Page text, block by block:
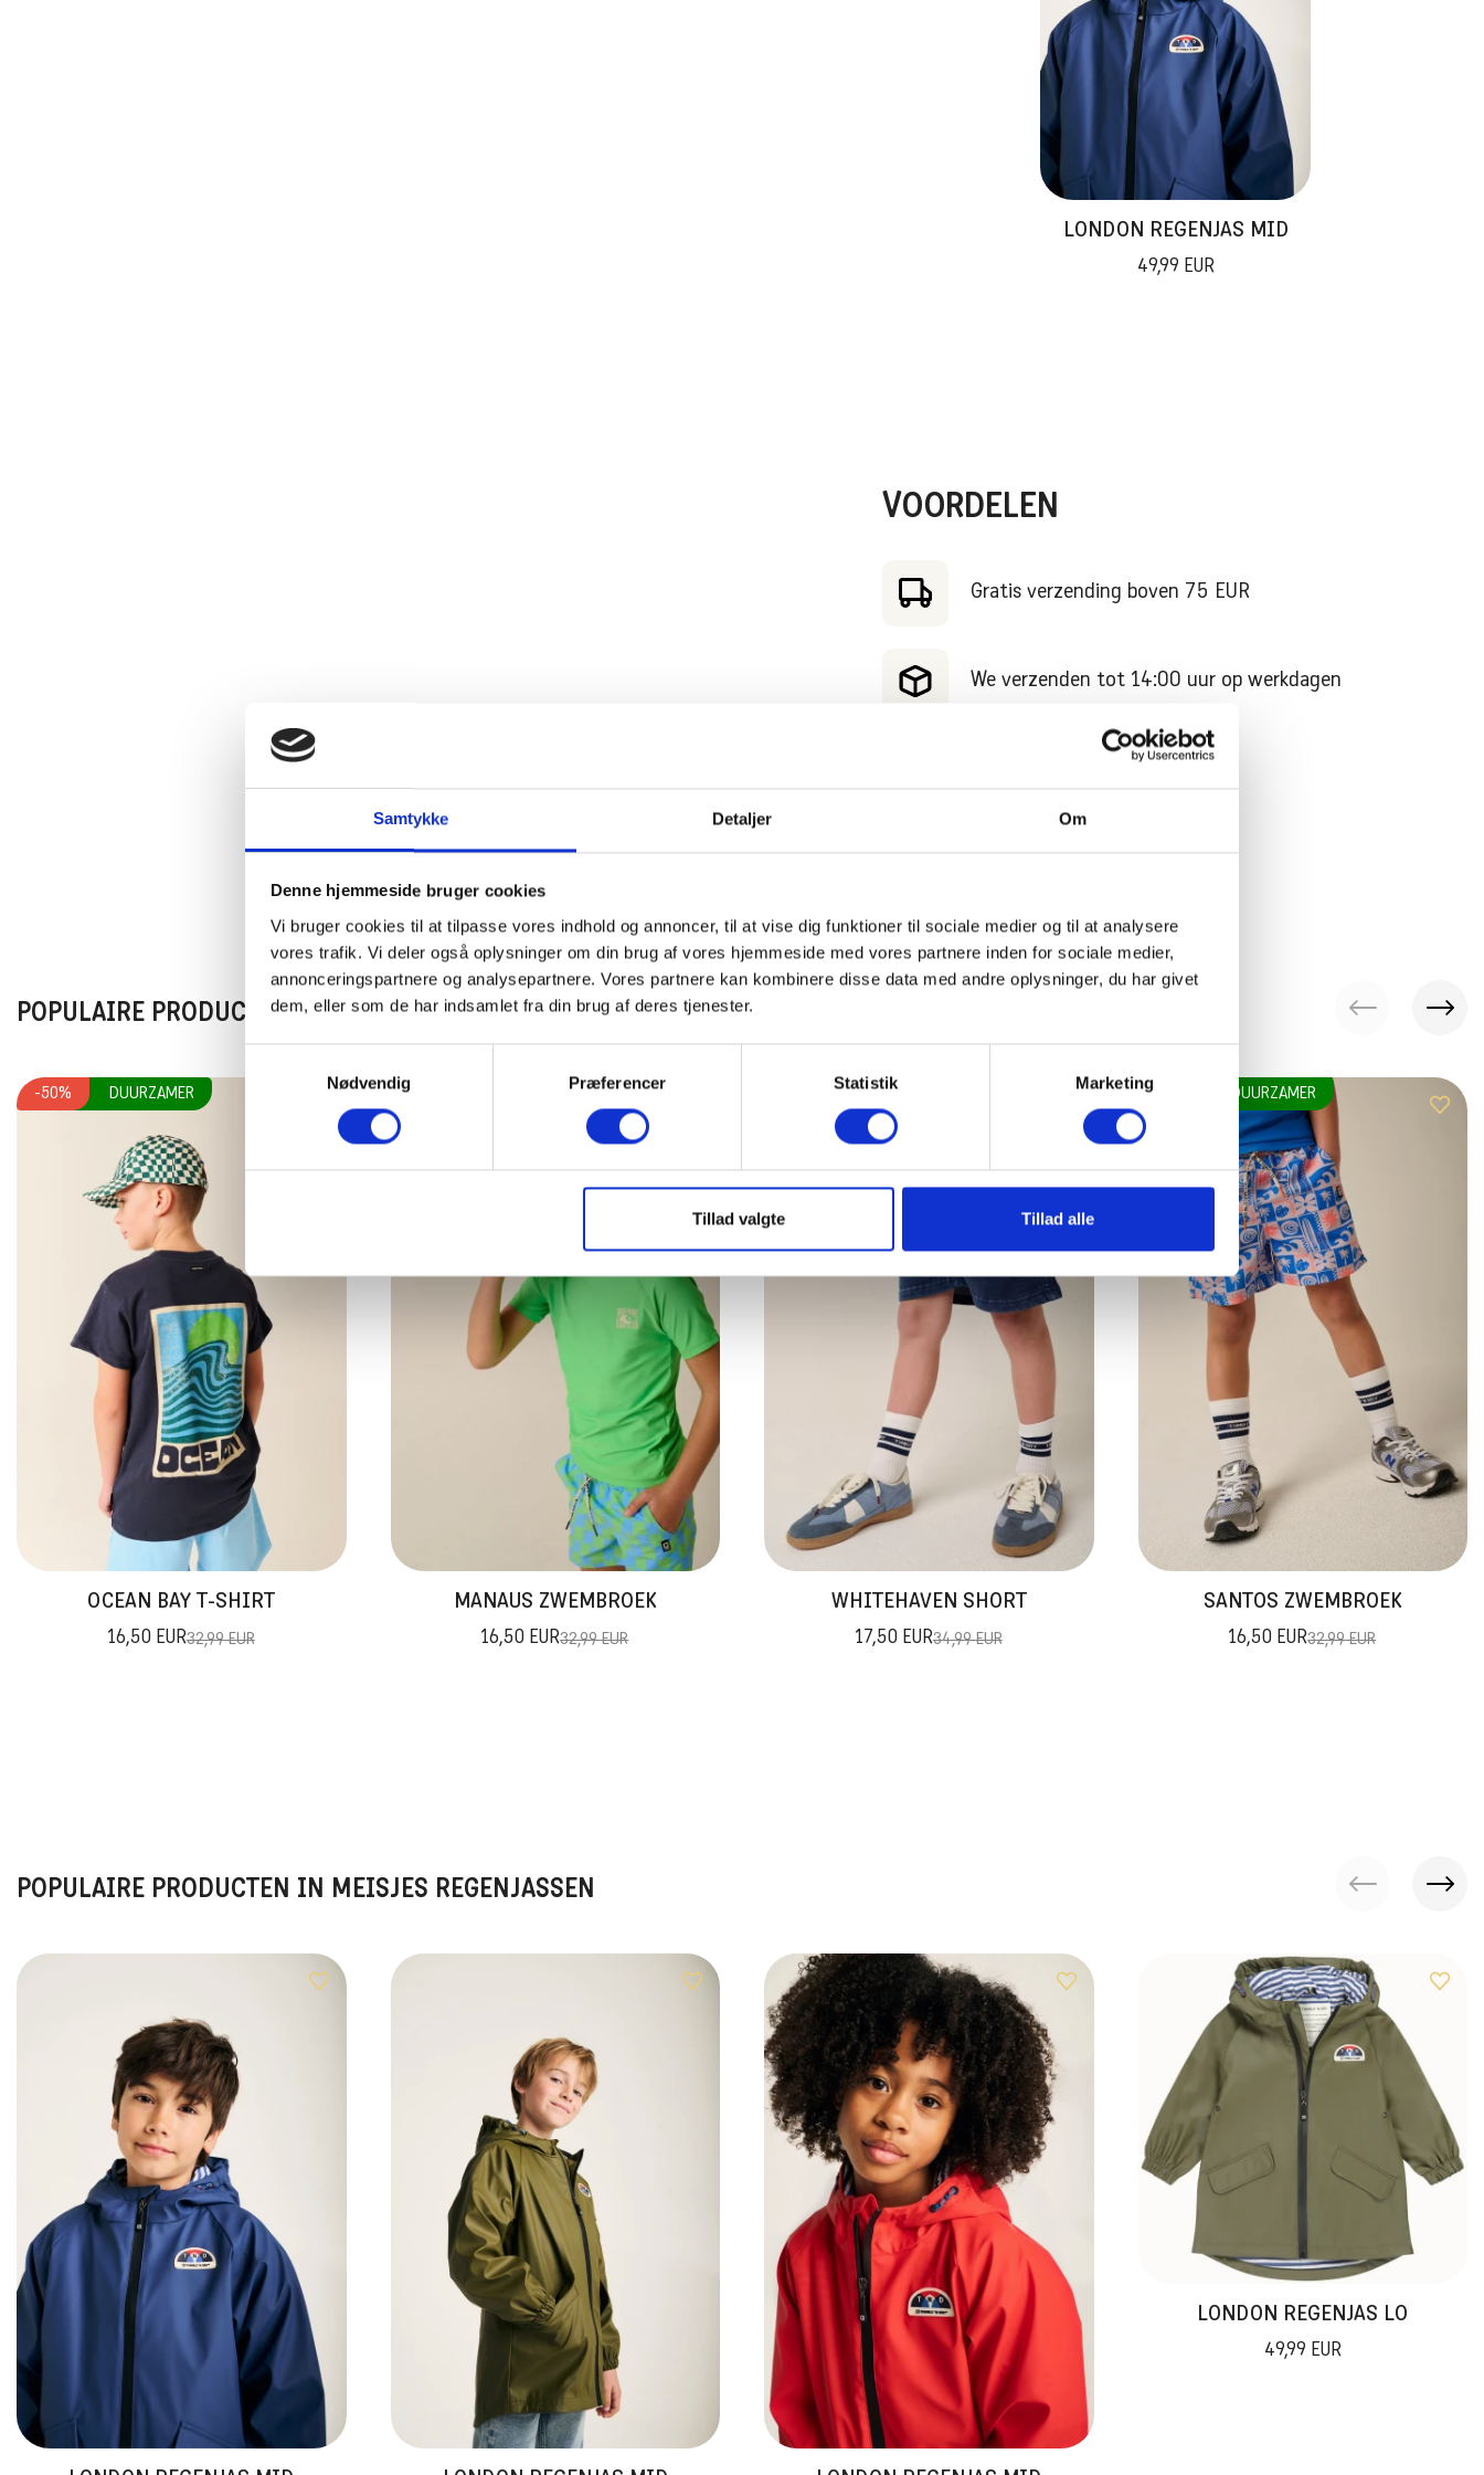
Samtykke Detaljer Om
Denne hjemmeside bruger cookies
Vi bruger cookies til at tilpasse vores indhold og annoncer, til at vise dig funktioner til sociale medier og til at analysere
vores trafik. Vi deler også oplysninger om din brug af vores hjemmeside med vores partnere inden for sociale medier,
annonceringspartnere og analysepartnere. Vores partnere kan kombinere disse data med andre oplysninger, du har givet
dem, eller som de har indsamlet fra din brug af deres tjenester.
Nødvendig
Præferencer Statistik Marketing
Tillad valgte Tillad alle
LONDON REGENJAS MID
49,99 EUR
VOORDELEN
Gratis verzending boven 75 EUR
We verzenden tot 14:00 uur op werkdagen
30 dagen retourtermijn
Bezorging in 2-3 werkdagen
POPULAIRE PRODUCTEN IN JONGENS
-50% DUURZAMER
OCEAN BAY T-SHIRT
16,50 EUR32,99 EUR
-50%
MANAUS ZWEMBROEK
16,50 EUR32,99 EUR
WHITEHAVEN SHORT
17,50 EUR34,99 EUR
DUURZAMER
SANTOS ZWEMBROEK
16,50 EUR32,99 EUR
POPULAIRE PRODUCTEN IN MEISJES REGENJASSEN
LONDON REGENJAS LO
49,99 EUR